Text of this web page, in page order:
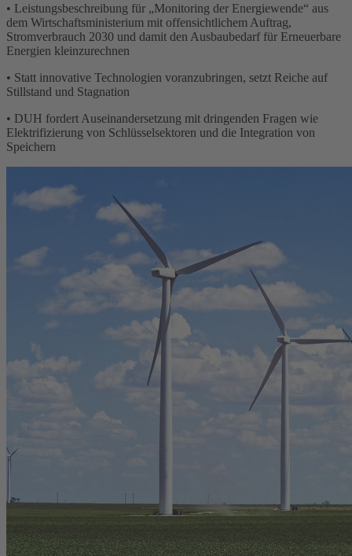
• Leistungsbeschreibung für „Monitoring der Energiewende“ aus
dem Wirtschaftsministerium mit offensichtlichem Auftrag,
Stromverbrauch 2030 und damit den Ausbaubedarf für Erneuerbare
Energien kleinzurechnen
• Statt innovative Technologien voranzubringen, setzt Reiche auf
Stillstand und Stagnation
• DUH fordert Auseinandersetzung mit dringenden Fragen wie
Elektrifizierung von Schlüsselsektoren und die Integration von
Speichern